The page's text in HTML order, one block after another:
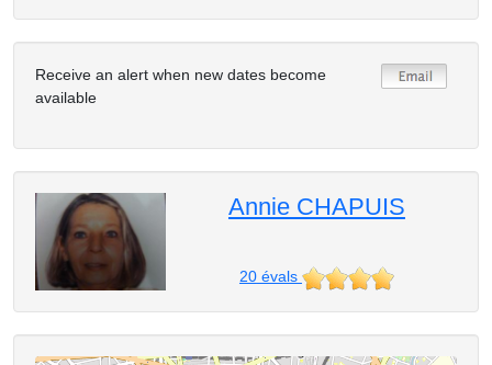
Receive an alert when new dates become
available
Annie CHAPUIS
20évals